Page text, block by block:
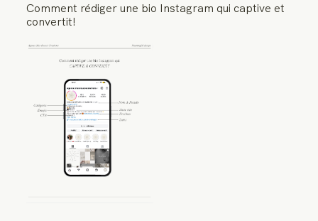
Comment rédiger une bio Instagram qui captive et
convertit!